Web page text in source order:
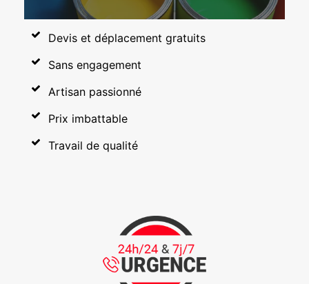
Devis et déplacement gratuits
Sans engagement
Artisan passionné
Prix imbattable
Travail de qualité